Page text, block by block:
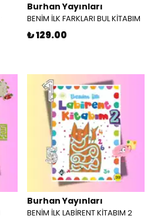
Burhan Yayınları
BENİM İLK FARKLARI BUL KİTABIM
₺ 129.00
Burhan Yayınları
BENİM İLK LABİRENT KİTABIM 2